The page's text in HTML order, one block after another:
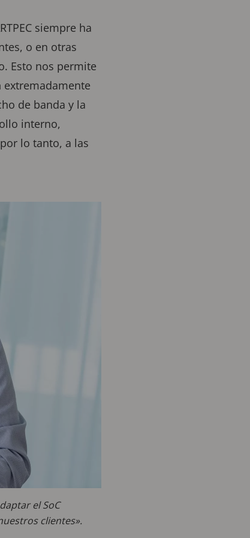
siempre ha
o en otras
Esto nos permite
de banda y la
interno,
lo tanto, a las
el SoC
clientes».